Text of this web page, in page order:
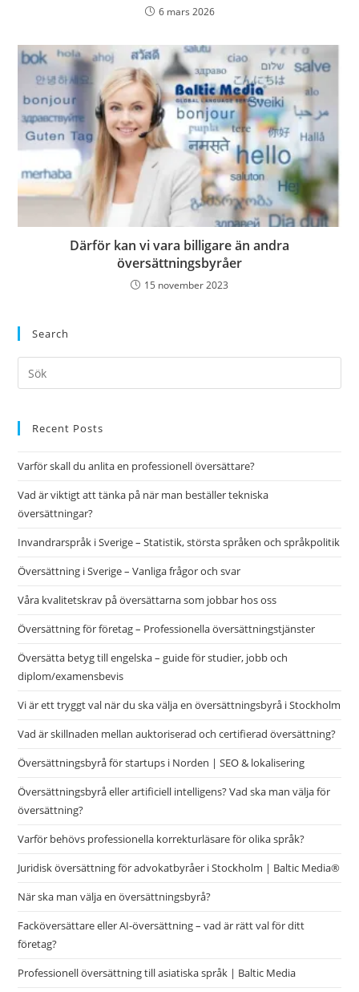
6 mars 2026
Därför kan vi vara billigare än andra
översättningsbyråer
15 november 2023
Search
Recent Posts
Varför skall du anlita en professionell översättare?
Vad är viktigt att tänka på när man beställer tekniska
översättningar?
Invandrarspråk i Sverige – Statistik, största språken och språkpolitik
Översättning i Sverige – Vanliga frågor och svar
Våra kvalitetskrav på översättarna som jobbar hos oss
Översättning för företag – Professionella översättningstjänster
Översätta betyg till engelska – guide för studier, jobb och
diplom/examensbevis
Vi är ett tryggt val när du ska välja en översättningsbyrå i Stockholm
Vad är skillnaden mellan auktoriserad och certifierad översättning?
Översättningsbyrå för startups i Norden | SEO & lokalisering
Översättningsbyrå eller artificiell intelligens? Vad ska man välja för
översättning?
Varför behövs professionella korrekturläsare för olika språk?
Juridisk översättning för advokatbyråer i Stockholm | Baltic Media®
När ska man välja en översättningsbyrå?
Facköversättare eller AI-översättning – vad är rätt val för ditt
företag?
Professionell översättning till asiatiska språk | Baltic Media